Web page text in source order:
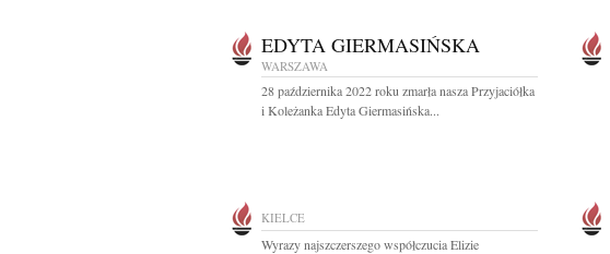
EDYTA GIERMASIŃSKA
WARSZAWA
28 października 2022 roku zmarła nasza Przyjaciółka
i Koleżanka Edyta Giermasińska...
KIELCE
Wyrazy najszczerszego współczucia Elizie